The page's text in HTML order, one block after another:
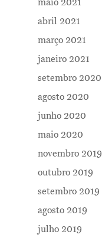
abril 2021
março 2021
janeiro 2021
setembro 2020
agosto 2020
junho 2020
maio 2020
novembro 2019
outubro 2019
setembro 2019
agosto 2019
julho 2019